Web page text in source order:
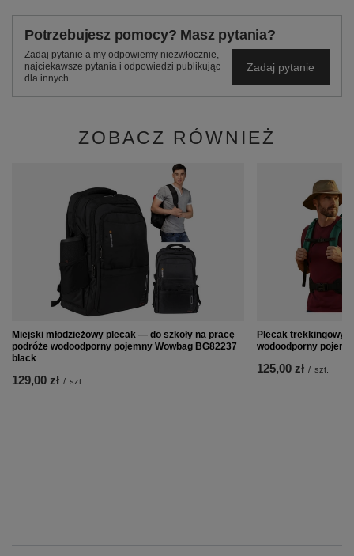
Potrzebujesz pomocy? Masz pytania?
Zadaj pytanie a my odpowiemy niezwłocznie,
najciekawsze pytania i odpowiedzi publikując
dla innych.
Zadaj pytanie
ZOBACZ RÓWNIEŻ
Miejski młodzieżowy plecak — do szkoły na pracę
podróże wodoodporny pojemny Wowbag BG82237
black
129,00 zł / szt.
Plecak trekkingowy
wodoodporny
125,00 zł / szt.